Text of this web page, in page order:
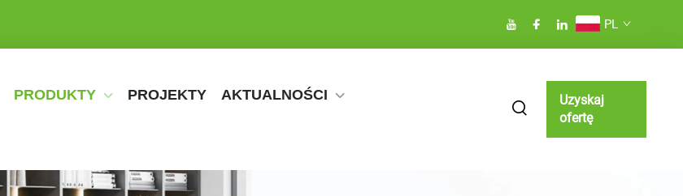
PL
PRODUKTY PROJEKTY
AKTUALNOŚCI
Uzyskaj
ofertę